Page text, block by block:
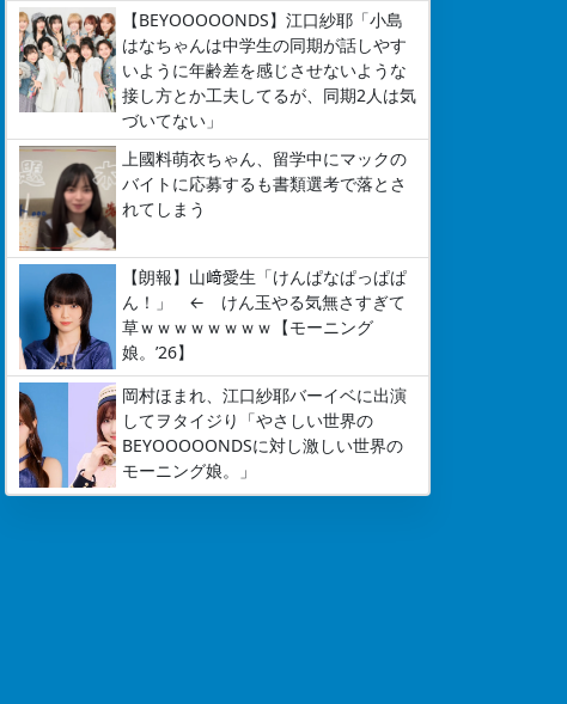
【BEYOOOOONDS】江口紗耶「小島
はなちゃんは中学生の同期が話しやす
いように年齢差を感じさせないような
接し方とか工夫してるが、同期2人は気
づいてない」
上國料萌衣ちゃん、留学中にマックの
バイトに応募するも書類選考で落とさ
れてしまう
【朗報】山﨑愛生「けんぱなぱっぱぱ
ん！」 ← けん玉やる気無さすぎて
草ｗｗｗｗｗｗｗｗ【モーニング
娘。’26】
岡村ほまれ、江口紗耶バーイベに出演
してヲタイジり「やさしい世界の
BEYOOOOONDSに対し激しい世界の
モーニング娘。」